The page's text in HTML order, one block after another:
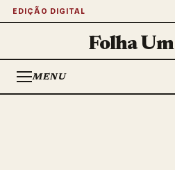
EDIÇÃO DIGITAL
Folha Um
MENU